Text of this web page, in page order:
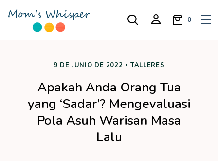
0
9 DE JUNIO DE 2022 TALLERES
Apakah Anda Orang Tua
yang ‘Sadar’? Mengevaluasi
Pola Asuh Warisan Masa
Lalu